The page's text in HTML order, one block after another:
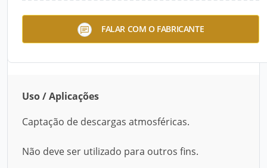
FALAR COM O FABRICANTE
atmosféricas. Este modelo só suporta um captor
tipo Franklin e recomenda-se o uso de estais.
Uso / Aplicações
Captação de descargas atmosféricas.
Não deve ser utilizado para outros fins.